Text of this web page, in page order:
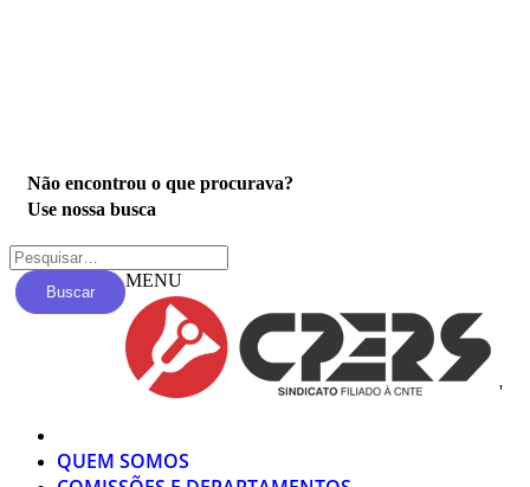
Não encontrou o que procurava?
Use nossa busca
Buscar
MENU
'
QUEM SOMOS